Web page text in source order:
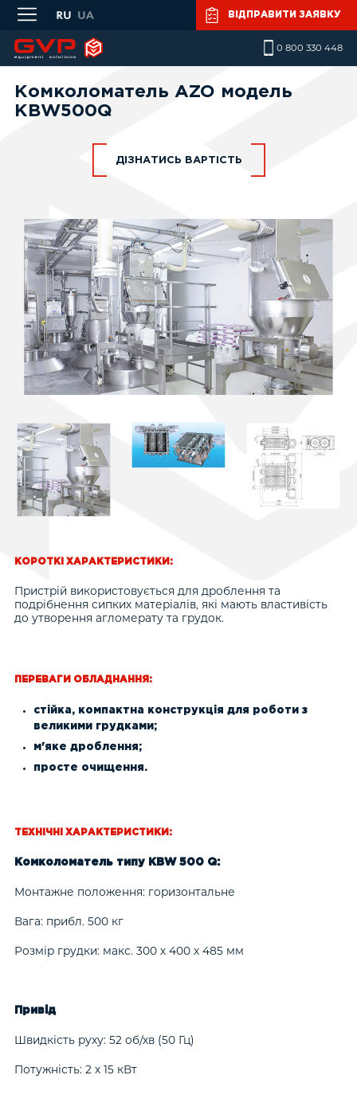
Skip to main content
ВІДПРАВИТИ ЗАЯВКУ
0 800 330 448
Комколоматель AZO модель
KBW500Q
ДІЗНАТИСЬ ВАРТІСТЬ
Телефон*
Повідомлення
Математичне питання (капча)
11 + 9 =
Розв'яжіть цю просту задачку і введіть відповідь.
КОРОТКІ ХАРАКТЕРИСТИКИ:
Пристрій використовується для дроблення та
подрібнення сипких матеріалів, які мають властивість
до утворення агломерату та грудок.
ПЕРЕВАГИ ОБЛАДНАННЯ:
стійка, компактна конструкція для роботи з
великими грудками;
м'яке дроблення;
просте очищення.
ТЕХНІЧНІ ХАРАКТЕРИСТИКИ:
Комколоматель типу KBW 500 Q:
Монтажне положення: горизонтальне
Вага: прибл. 500 кг
Розмір грудки: макс. 300 х 400 х 485 мм
Привід
Швидкість руху: 52 об/хв (50 Гц)
Потужність: 2 х 15 кВт